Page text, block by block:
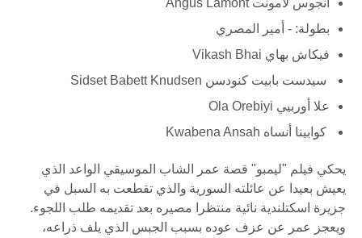
أنجوس لامونت Angus Lamont
بطولة: - أمير المصري
فيكاش بهاي Vikash Bhai
سيدست بابيت كنودسن Sidset Babett Knudsen
علا أوربيي Ola Orebiyi
كوابينا أنساه Kwabena Ansah
يحكي فيلم "ليمبو" قصة عمر الشاب الموسيقي الواعد الذي
يعيش بعيدا عن عائلته السورية والذي تقطعت به السبل في
جزيرة اسكتلندية نائية منتظرا مصيره بعد تقديمه طلب اللجوء.
ويعجز عمر عن عزف عوده بسبب الجبس الذي يلف ذراعه،